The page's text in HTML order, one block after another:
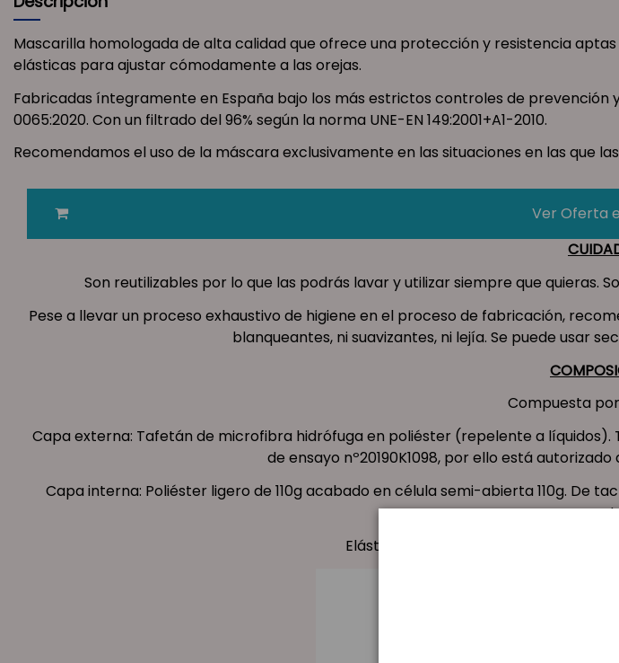
Mascarilla homologada de alta calidad que ofrece una protección y resistencia
elásticas para ajustar cómodamente a las orejas.
Fabricadas íntegramente en España bajo los más estrictos controles de prevención y
0065:2020. Con un filtrado del 96% según la norma UNE-EN 149:2001+A1-2010.
Recomendamos el uso de la máscara exclusivamente en las situaciones en las que
Ver Oferta
Son reutilizables por lo que las podrás lavar y utilizar siempre que quieras.
Pese a llevar un proceso exhaustivo de higiene en el proceso de fabricación,
blanqueantes, ni suavizantes, ni lejía. Se puede usar
Compuesta
Capa externa: Tafetán de microfibra hidrófuga en poliéster (repelente a líquidos).
de ensayo nº20190K1098, por ello está autorizado
Capa interna: Poliéster ligero de 110g acabado en célula semi-abierta 110g.
capa
Elásticos de cierre: Acabados en